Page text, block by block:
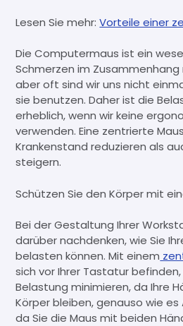
Lesen Sie mehr:Vorteile einer
Die Computermaus ist ein
Schmerzen im
aber oft sind wir uns nicht
sie benutzen. Daher ist die
erheblich, wenn wir keine
verwenden. Eine zentrierte
Krankenstand reduzieren als
steigern.
Schützen Sie den Körper mit
Bei der Gestaltung Ihrer
darüber nachdenken, wie Sie
belasten können. Mit einem
sich vor Ihrer Tastatur befinden,
Belastung minimieren, da Ihre
Körper bleiben, genauso wie
da Sie die Maus mit beiden